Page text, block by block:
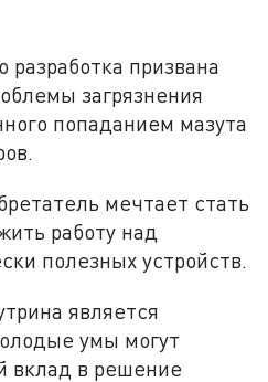
разработка призвана
загрязнения
попаданием мазута
мечтает стать
работу над
полезных устройств.
является
умы могут
вклад в решение